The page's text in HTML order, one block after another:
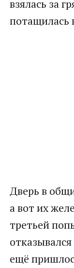
взялась за
потащилась
Дверь в
а вот их
третьей
ещё